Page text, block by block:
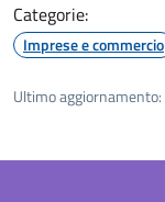
Categorie:
Imprese e commercio
Ultimo aggiornamento: